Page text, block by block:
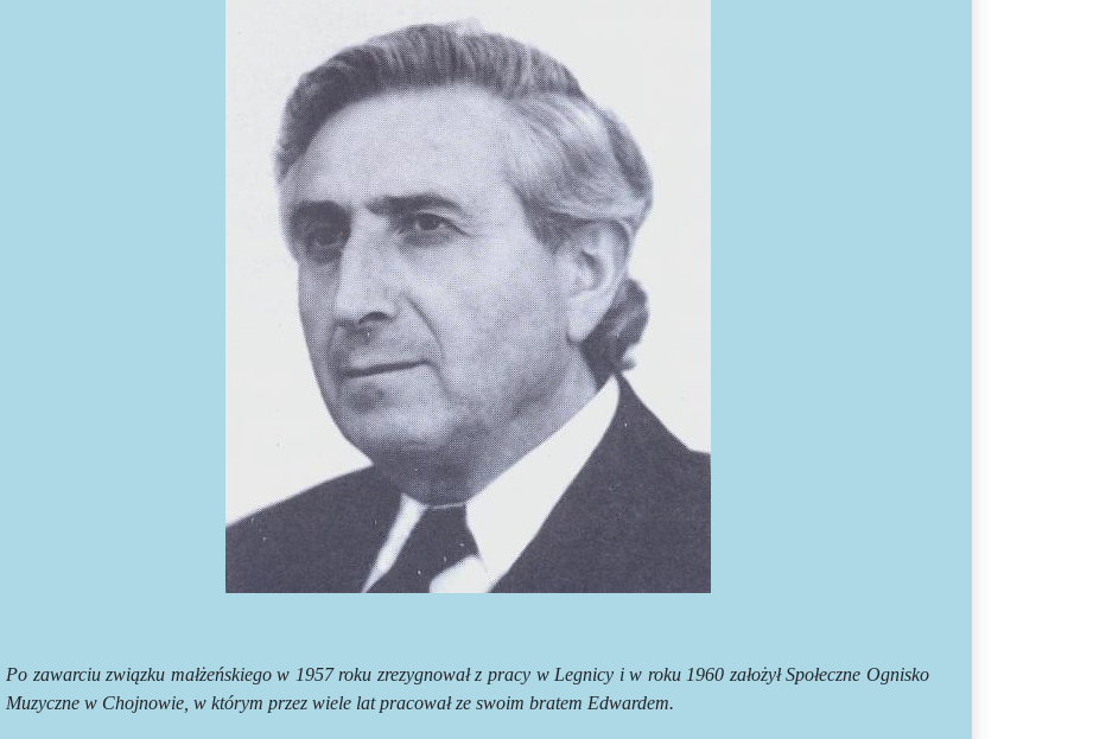
Po zawarciu związku małżeńskiego w 1957 roku zrezygnował z pracy w Legnicy i w roku 1960 założył Społeczne Ognisko
Muzyczne w Chojnowie, w którym przez wiele lat pracował ze swoim bratem Edwardem.